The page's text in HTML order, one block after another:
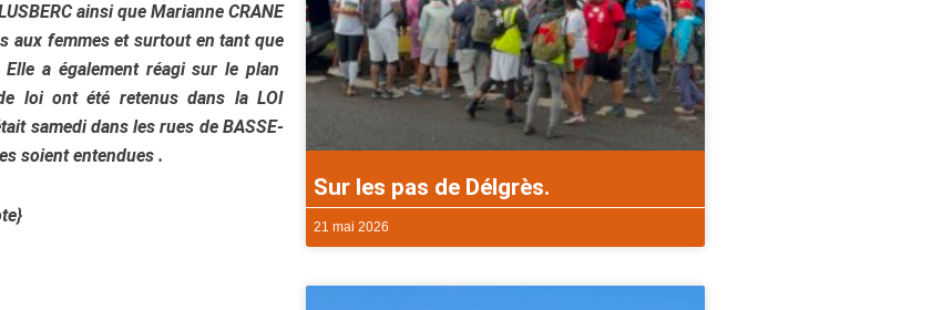
ainsi que Marianne CRANE
aux femmes et surtout en tant que
Elle a également réagi sur le plan
loi ont été retenus dans la LOI
samedi dans les rues de BASSE-
soient entendues .
Sur les pas de Délgrès.
21 mai 2026